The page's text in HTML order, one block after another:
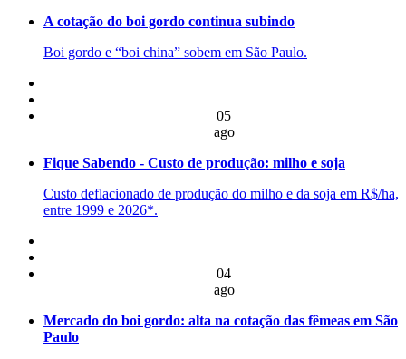
A cotação do boi gordo continua subindo
Boi gordo e “boi china” sobem em São Paulo.
05
ago
Fique Sabendo - Custo de produção: milho e soja
Custo deflacionado de produção do milho e da soja em R$/ha,
entre 1999 e 2026*.
04
ago
Mercado do boi gordo: alta na cotação das fêmeas em São
Paulo